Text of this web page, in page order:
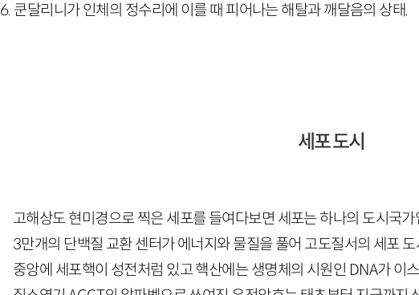
6. 쿤달리니가 인체의 정수리에 이를 때 피어나는 해탈과 깨달음의 상태.
세포 도시
고해상도 현미경으로 찍은 세포를 들여다보면 세포는 하나의 도시국
3만개의 단백질 교환 센터가 에너지와 물질을 풀어 고도질서의 세포
중앙에 세포핵이 성전처럼 있고 핵산에는 생명체의 시원인 DNA가 이